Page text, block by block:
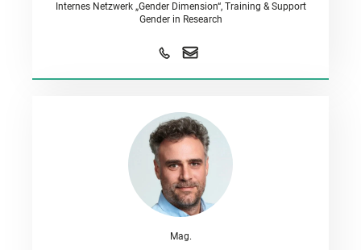
Internes Netzwerk „Gender Dimension“, Training & Support
Gender in Research
Mag.